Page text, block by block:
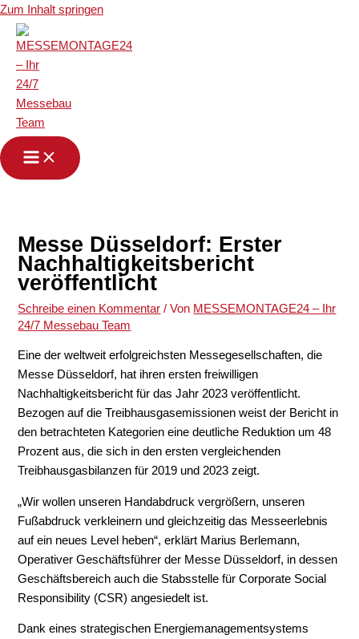
Zum Inhalt springen
Messe Düsseldorf: Erster
Nachhaltigkeitsbericht
veröffentlicht
Schreibe einen Kommentar / Von MESSEMONTAGE24 – Ihr
24/7 Messebau Team
Eine der weltweit erfolgreichsten Messegesellschaften, die
Messe Düsseldorf, hat ihren ersten freiwilligen
Nachhaltigkeitsbericht für das Jahr 2023 veröffentlicht.
Bezogen auf die Treibhausgasemissionen weist der Bericht in
den betrachteten Kategorien eine deutliche Reduktion um 48
Prozent aus, die sich in den ersten vergleichenden
Treibhausgasbilanzen für 2019 und 2023 zeigt.
„Wir wollen unseren Handabdruck vergrößern, unseren
Fußabdruck verkleinern und gleichzeitig das Messeerlebnis
auf ein neues Level heben“, erklärt Marius Berlemann,
Operativer Geschäftsführer der Messe Düsseldorf, in dessen
Geschäftsbereich auch die Stabsstelle für Corporate Social
Responsibility (CSR) angesiedelt ist.
Dank eines strategischen Energiemanagementsystems